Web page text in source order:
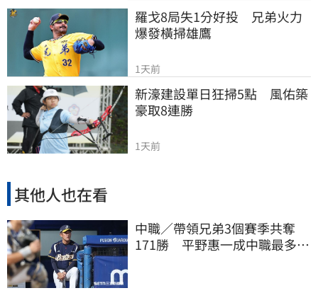
羅戈8局失1分好投　兄弟火力
爆發橫掃雄鷹
1天前
新濠建設單日狂掃5點　風佑築
豪取8連勝
1天前
其他人也在看
中職／帶領兄弟3個賽季共奪
171勝 平野惠一成中職最多勝